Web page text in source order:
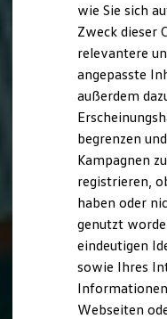
XTL-
Ersatzteile
Original
myVolkswagen
Elektrisch & Autonom
Elektro - &
Unser
Reichweite &
Wallbox
wie Sie sich
Zweck dieser
relevantere
angepasste
außerdem
begrenzen
Kampagnen
registrieren,
haben oder
genutzt
eindeutigen
sowie Ihres
Webseiten